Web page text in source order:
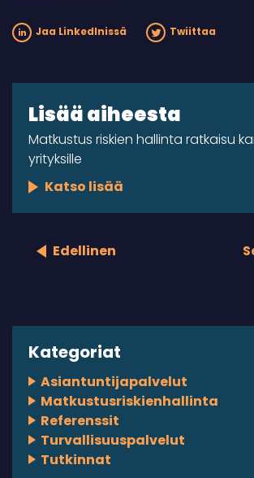
Jaa LinkedInissä Twiittaa
Lisää aiheesta
Matkustus riskien hallinta ratkaisu
yrityksille
Katso lisää
Edellinen
Kategoriat
Asiantuntijapalvelut
Matkustusriskienhallinta
Referenssit
Turvallisuuspalvelut
Tutkinnat